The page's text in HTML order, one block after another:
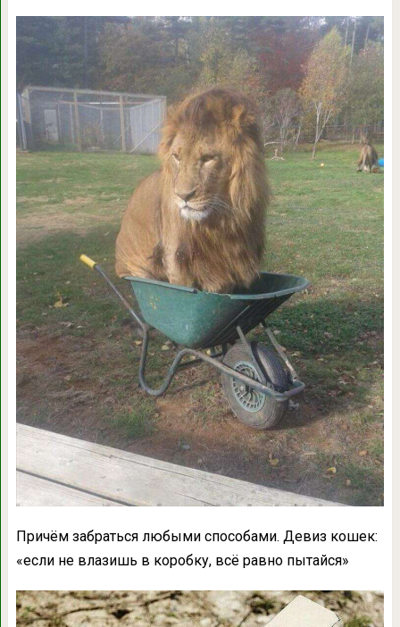
Причём забраться любыми способами. Девиз кошек:
«если не влазишь в коробку, всё равно пытайся»